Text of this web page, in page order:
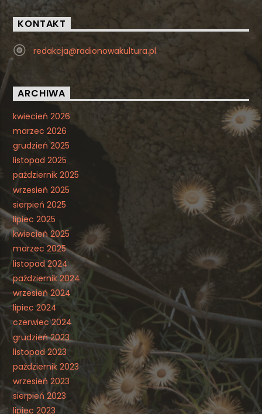
KONTAKT
redakcja@radionowakultura.pl
ARCHIWA
kwiecień 2026
marzec 2026
grudzień 2025
listopad 2025
październik 2025
wrzesień 2025
sierpień 2025
lipiec 2025
kwiecień 2025
marzec 2025
listopad 2024
październik 2024
wrzesień 2024
lipiec 2024
czerwiec 2024
grudzień 2023
listopad 2023
październik 2023
wrzesień 2023
sierpień 2023
lipiec 2023